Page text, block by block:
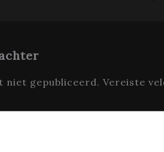
niet gepubliceerd. Vereiste